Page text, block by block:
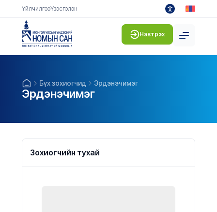
ҮйлчилгээҮзэсгэлэн
Нэвтрэх
Бүх зохиогчид Эрдэнэчимэг
Эрдэнэчимэг
Зохиогчийн тухай